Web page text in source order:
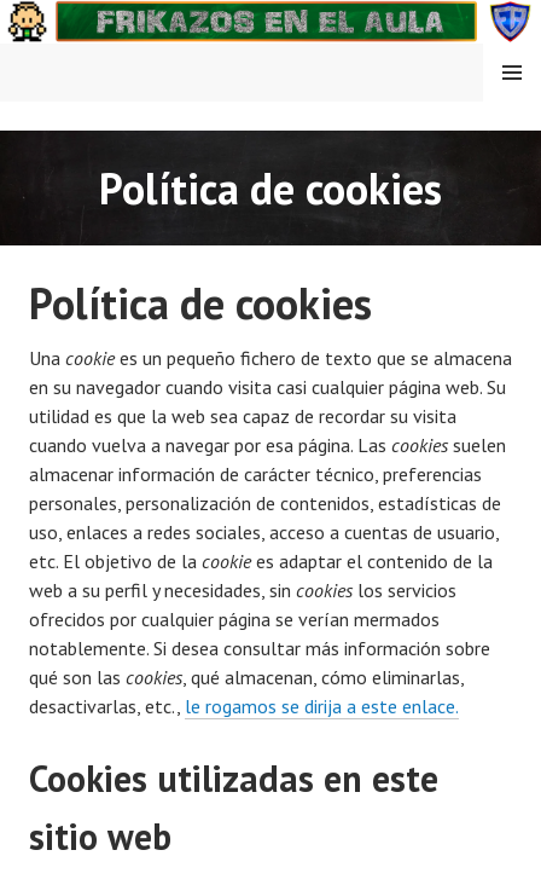
Saltar
al
FRIKAZOS EN EL AULA
MENÚ
Política de cookies
Política de cookies
Una cookiees un pequeño fichero de texto que se almacena
en su navegador cuando visita casi cualquier página web. Su
utilidad es que la web sea capaz de recordar su visita
cuando vuelva a navegar por esa página. Las cookies suelen
almacenar información de carácter técnico, preferencias
personales, personalización de contenidos, estadísticas de
uso, enlaces a redes sociales, acceso a cuentas de usuario,
etc. El objetivo de la cookiees adaptar el contenido de la
web a su perfil y necesidades, sin cookies los servicios
ofrecidos por cualquier página se verían mermados
notablemente. Si desea consultar más información sobre
qué son las cookies, qué almacenan, cómo eliminarlas,
desactivarlas, etc., le rogamos se dirija a este enlace.
Cookies utilizadas en este
sitio web